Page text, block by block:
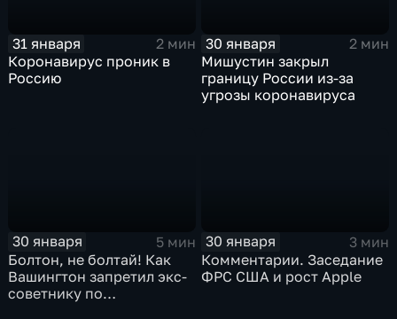
31 января
2 мин
Коронавирус проник в
Россию
30 января
2 мин
Мишустин закрыл
границу России из-за
угрозы коронавируса
30 января
5 мин
Болтон, не болтай! Как
Вашингтон запретил экс-
советнику по
30 января
3 мин
Комментарии. Заседание
ФРС США и рост Apple